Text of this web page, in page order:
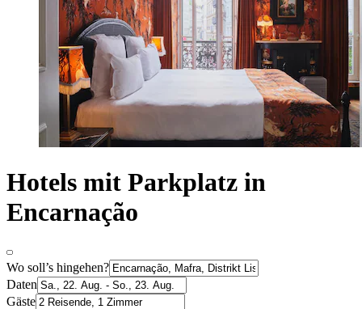
Hotels mit Parkplatz in
Encarnação
Wo soll’s hingehen?
Daten
Gäste